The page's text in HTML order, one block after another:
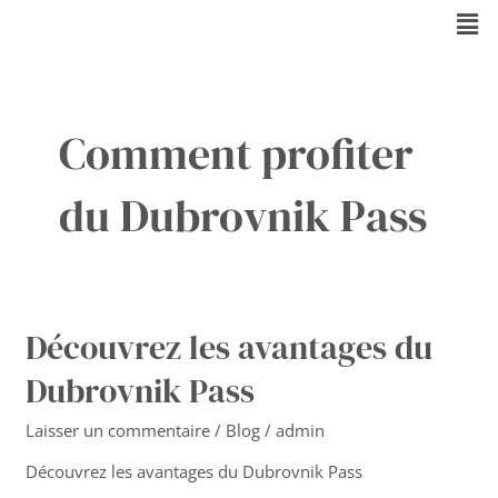
Comment profiter
du Dubrovnik Pass
Découvrez les avantages du
Dubrovnik Pass
Laisser un commentaire / Blog /admin
Découvrez les avantages du Dubrovnik Pass
Découvrez
les
avantages
Dubrovnik